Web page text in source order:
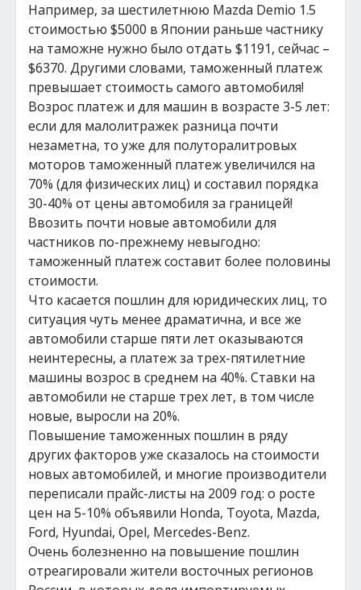
Например, за шестилетнюю Mazda Demio 1.5
стоимостью $5000 в Японии раньше частнику
на таможне нужно было отдать $1191, сейчас –
$6370. Другими словами, таможенный платеж
превышает стоимость самого автомобиля!
Возрос платеж и для машин в возрасте 3-5 лет:
если для малолитражек разница почти
незаметна, то уже для полуторалитровых
моторов таможенный платеж увеличился на
70% (для физических лиц) и составил порядка
30-40% от цены автомобиля за границей!
Ввозить почти новые автомобили для
частников по-прежнему невыгодно:
таможенный платеж составит более половины
стоимости.
Что касается пошлин для юридических лиц, то
ситуация чуть менее драматична, и все же
автомобили старше пяти лет оказываются
неинтересны, а платеж за трех-пятилетние
машины возрос в среднем на 40%. Ставки на
автомобили не старше трех лет, в том числе
новые, выросли на 20%.
Повышение таможенных пошлин в ряду
других факторов уже сказалось на стоимости
новых автомобилей, и многие производители
переписали прайс-листы на 2009 год: о росте
цен на 5-10% объявили Honda, Toyota, Mazda,
Ford, Hyundai, Opel, Mercedes-Benz.
Очень болезненно на повышение пошлин
отреагировали жители восточных регионов